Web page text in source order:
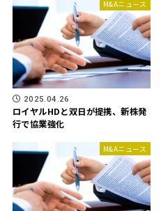
M&Aニュース
2025.04.26
ロイヤルHDと双日が提携、新株発
行で協業強化
M&Aニュース